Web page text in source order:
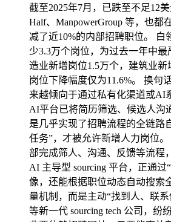
截至2025年7月，已跌至不足12
Half、ManpowerGroup 等，也都
减了近10%的内部招聘职位。
少3.3万个岗位，为过去一年中
造业新增岗位1.5万个，建筑业
岗位下降幅度仅为11.6%。 换句
来越倾向于通过私有化渠道或AI
AI平台已将简历筛选、候选人沟
是几乎实现了招聘流程的全链路
任务”，才被允许新增人力岗位
部完成筛人、沟通、反馈等流程
AI 主导型 sourcing 平台，正通
像，还能根据职位动态自动搜索
量机制，而是主动“找到人、联
等新一代 sourcing tech 公司，